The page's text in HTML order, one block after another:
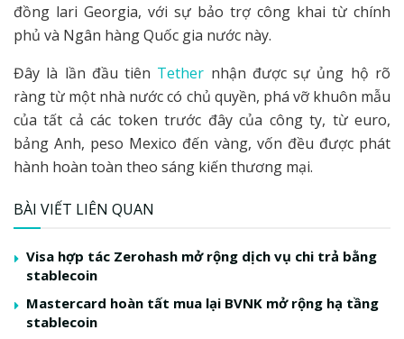
đồng lari Georgia, với sự bảo trợ công khai từ chính
phủ và Ngân hàng Quốc gia nước này.
Đây là lần đầu tiên Tether nhận được sự ủng hộ rõ
ràng từ một nhà nước có chủ quyền, phá vỡ khuôn mẫu
của tất cả các token trước đây của công ty, từ euro,
bảng Anh, peso Mexico đến vàng, vốn đều được phát
hành hoàn toàn theo sáng kiến thương mại.
BÀI VIẾT LIÊN QUAN
Visa hợp tác Zerohash mở rộng dịch vụ chi trả bằng
stablecoin
Mastercard hoàn tất mua lại BVNK mở rộng hạ tầng
stablecoin